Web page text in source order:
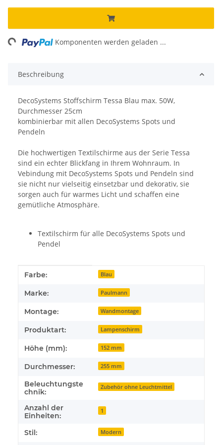
Komponenten werden geladen ...
Beschreibung
DecoSystems Stoffschirm Tessa Blau max. 50W,
Durchmesser 25cm
kombinierbar mit allen DecoSystems Spots und
Pendeln
Die hochwertigen Textilschirme aus der Serie Tessa
sind ein echter Blickfang in Ihrem Wohnraum. In
Vebindung mit DecoSystems Spots und Pendeln sind
sie nicht nur vielseitig einsetzbar und dekorativ, sie
sorgen auch für warmes Licht und schaffen eine
gemütliche Atmosphäre.
Textilschirm für alle DecoSystems Spots und
Pendel
Produkteigenschaft
Wert
Farbe: Blau
Marke: Paulmann
Montage: Wandmontage
Produktart: Lampenschirm
Höhe (mm): 152 mm
Durchmesser: 255 mm
Beleuchtungste
chnik:
Zubehör ohne Leuchtmittel
Anzahl der
Einheiten:
1
Stil: Modern